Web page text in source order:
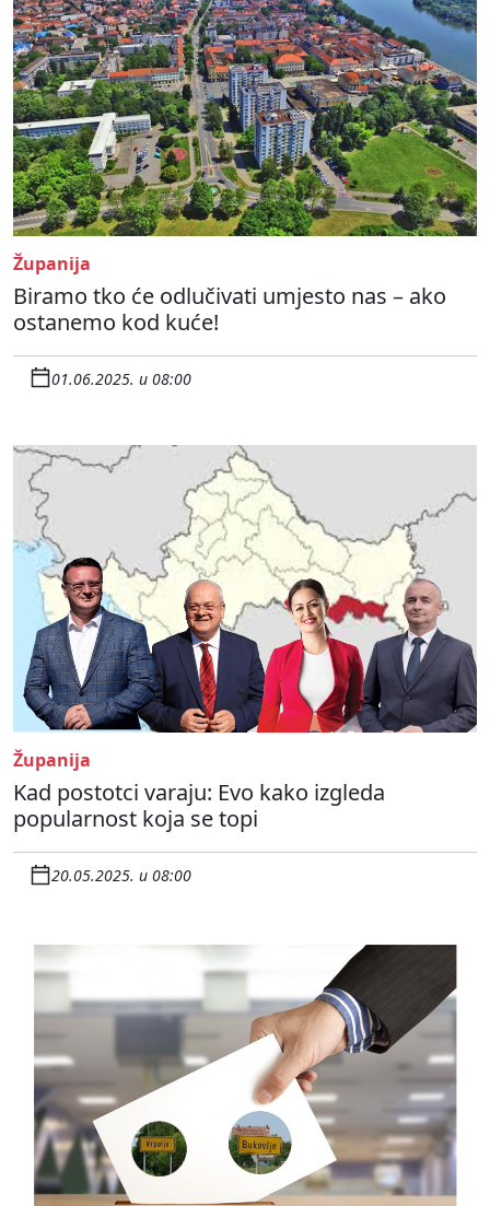
Županija
Biramo tko će odlučivati umjesto nas – ako
ostanemo kod kuće!
01.06.2025. u 08:00
Županija
Kad postotci varaju: Evo kako izgleda
popularnost koja se topi
20.05.2025. u 08:00